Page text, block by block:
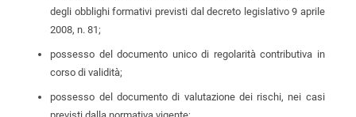
degli obblighi formativi previsti dal decreto legislativo 9 aprile
2008, n. 81;
possesso del documento unico di regolarità contributiva in
corso di validità;
possesso del documento di valutazione dei rischi, nei casi